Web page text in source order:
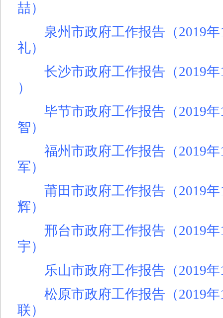
喆）
泉州市政府工作报告（2019
礼）
长沙市政府工作报告（2019
）
毕节市政府工作报告（2019
智）
福州市政府工作报告（2019
军）
莆田市政府工作报告（2019
辉）
邢台市政府工作报告（2019
宇）
乐山市政府工作报告（2019
松原市政府工作报告（2019
联）